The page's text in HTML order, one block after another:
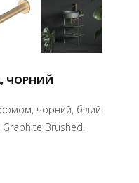
ЧОРНИЙ
чорний, білий
Brushed.